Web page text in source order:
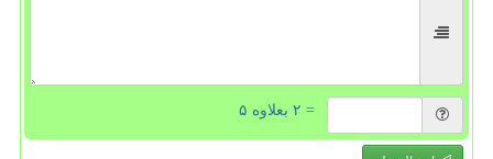
= ۲ بعلاوه ۵